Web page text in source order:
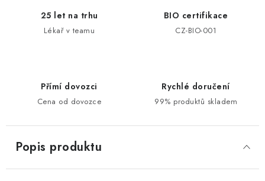
25 let na trhu
Lékař v teamu
BIO certifikace
CZ-BIO-001
Přímí dovozci
Cena od dovozce
Rychlé doručení
99% produktů skladem
Popis produktu